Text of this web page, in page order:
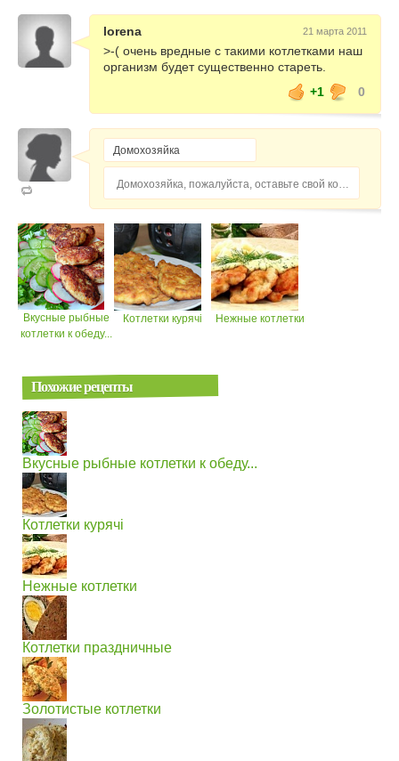
lorena 21 марта 2011
>-( очень вредные с такими котлетками наш
организм будет существенно стареть.
+1
0
Домохозяйка, пожалуйста, оставьте свой комментарий...
Вкусные рыбные
котлетки к обеду...
Котлетки курячі Нежные котлетки
Похожие рецепты
Вкусные рыбные котлетки к обеду...
Котлетки курячі
Нежные котлетки
Котлетки праздничные
Золотистые котлетки